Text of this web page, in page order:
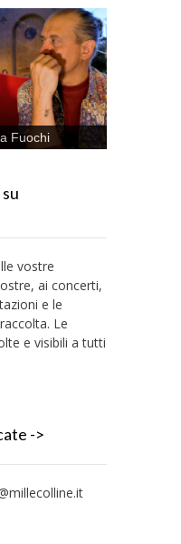
Fuochi
vostre
ai concerti,
e le
Le
e visibili a tutti
->